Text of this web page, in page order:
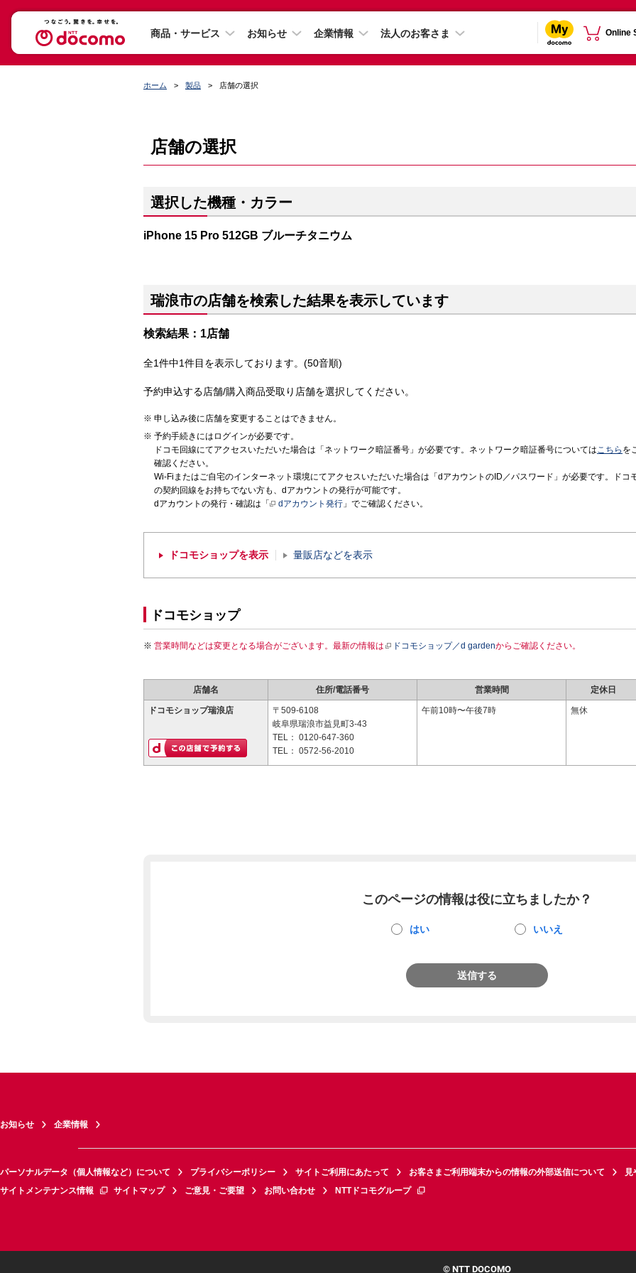
商品・サービス お知らせ 企業情報 法人のお客さま Online
ホーム 製品 店舗の選択
店舗の選択
選択した機種・カラー
iPhone 15 Pro 512GB ブルーチタニウム
瑞浪市の店舗を検索した結果を表示しています
検索結果：1店舗
全1件中1件目を表示しております。(50音順)
予約申込する店舗/購入商品受取り店舗を選択してください。
申し込み後に店舗を変更することはできません。
予約手続きにはログインが必要です。
ドコモ回線にてアクセスいただいた場合は「ネットワーク暗証番号」が必要です。ネットワーク暗証番号についてはこちら を
確認ください。
Wi-Fiまたはご自宅のインターネット環境にてアクセスいただいた場合は「dアカウントのID／パスワード」が必要です。ドコ
の契約回線をお持ちでない方も、dアカウントの発行が可能です。
dアカウントの発行・確認は「
dアカウント発行 」でご確認ください。
ドコモショップを表示 量販店などを表示
ドコモショップ
営業時間などは変更となる場合がございます。最新の情報は ドコモショップ／d gardenからご確認ください。
店舗名 住所/電話番号 営業時間 定休日
ドコモショップ瑞浪店
〒509-6108
岐阜県瑞浪市益見町3-43
TEL： 0120-647-360
TEL： 0572-56-2010
午前10時〜午後7時 無休
このページの情報は役に立ちましたか？
はい いいえ
送信する
お知らせ 企業情報
パーソナルデータ（個人情報など）について プライバシーポリシー サイトご利用にあたって お客さまご利用端末からの情報の外部送信について
見
サイトメンテナンス情報
サイトマップ ご意見・ご要望 お問い合わせ NTTドコモグループ
© NTT DOCOMO